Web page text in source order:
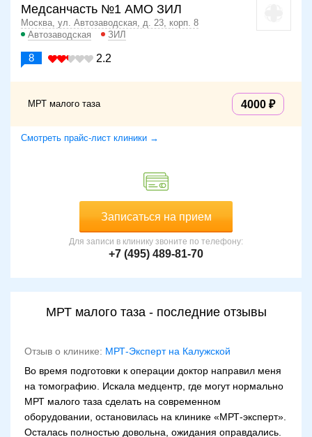
Медсанчасть №1 АМО ЗИЛ
Москва, ул. Автозаводская, д. 23, корп. 8
Автозаводская
ЗИЛ
8 2.2
МРТ малого таза 4000
Смотреть прайс-лист клиники →
Записаться на прием
Для записи в клинику звоните по телефону:
+7 (495) 489-81-70
МРТ малого таза - последние отзывы
Отзыв о клинике: МРТ-Эксперт на Калужской
Во время подготовки к операции доктор направил меня
на томографию. Искала медцентр, где могут нормально
МРТ малого таза сделать на современном
оборудовании, остановилась на клинике «МРТ-эксперт».
Осталась полностью довольна, ожидания оправдались.